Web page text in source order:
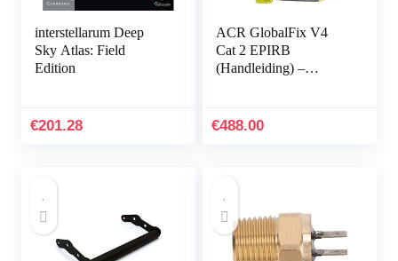
interstellarum Deep
Sky Atlas: Field
Edition
€201.28
ACR GlobalFix V4
Cat 2 EPIRB
(Handleiding) –
€488.00